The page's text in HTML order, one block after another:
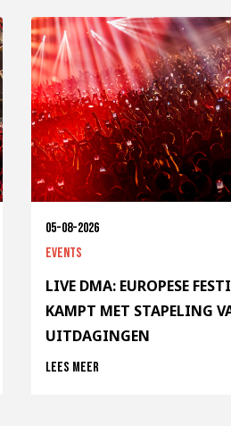
05-08-2026
Events
LIVE DMA: EUROPESE
KAMPT MET STAPELING
UITDAGINGEN
Lees meer